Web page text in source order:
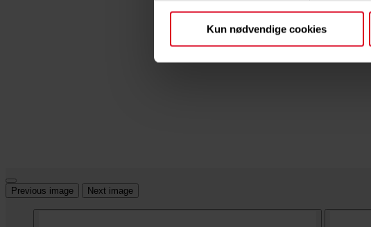
Kun nødvendige cookies
Previous image Next image